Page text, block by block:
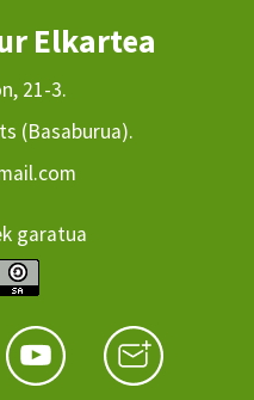
Elkartea
21-3.
(Basaburua).
garatua